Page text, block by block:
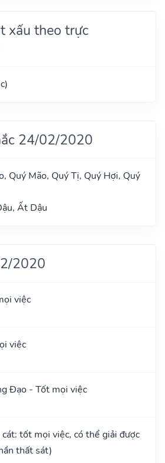
xấu theo trực
24/02/2020
Quý Mão, Quý Tị, Quý Hợi, Quý
Ất Dậu
2020
việc
việc
Đạo - Tốt mọi việc
tốt mọi việc, có thể giải được
thất sát)